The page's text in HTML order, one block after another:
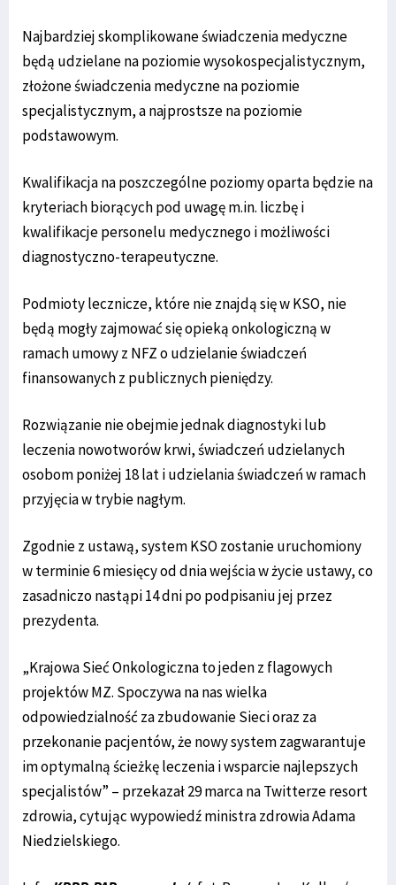
Najbardziej skomplikowane świadczenia medyczne
będą udzielane na poziomie wysokospecjalistycznym,
złożone świadczenia medyczne na poziomie
specjalistycznym, a najprostsze na poziomie
podstawowym.
Kwalifikacja na poszczególne poziomy oparta będzie na
kryteriach biorących pod uwagę m.in. liczbę i
kwalifikacje personelu medycznego i możliwości
diagnostyczno-terapeutyczne.
Podmioty lecznicze, które nie znajdą się w KSO, nie
będą mogły zajmować się opieką onkologiczną w
ramach umowy z NFZ o udzielanie świadczeń
finansowanych z publicznych pieniędzy.
Rozwiązanie nie obejmie jednak diagnostyki lub
leczenia nowotworów krwi, świadczeń udzielanych
osobom poniżej 18 lat i udzielania świadczeń w ramach
przyjęcia w trybie nagłym.
Zgodnie z ustawą, system KSO zostanie uruchomiony
w terminie 6 miesięcy od dnia wejścia w życie ustawy, co
zasadniczo nastąpi 14 dni po podpisaniu jej przez
prezydenta.
„Krajowa Sieć Onkologiczna to jeden z flagowych
projektów MZ. Spoczywa na nas wielka
odpowiedzialność za zbudowanie Sieci oraz za
przekonanie pacjentów, że nowy system zagwarantuje
im optymalną ścieżkę leczenia i wsparcie najlepszych
specjalistów” – przekazał 29 marca na Twitterze resort
zdrowia, cytując wypowiedź ministra zdrowia Adama
Niedzielskiego.